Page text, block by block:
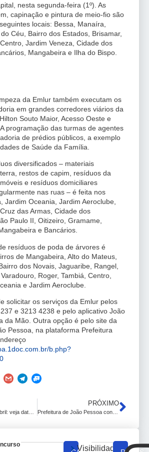
nesta segunda-feira (1º). As
capinação e pintura de meio-fio são
locais: Bessa, Manaíra,
Céu, Bairro dos Estados, Brisamar,
Jardim Veneza, Cidade dos
Mangabeira e Ilha do Bispo.
da Emlur também executam os
em grandes corredores viários da
Souto Maior, Acesso Oeste e
programação das turmas de agentes
de prédios públicos, a exemplo
de Saúde da Família.
diversificados – materiais
restos de capim, resíduos da
e resíduos domiciliares
nas ruas – é feita nos
Jardim Oceania, Jardim Aeroclube,
das Armas, Cidade dos
Paulo II, Oitizeiro, Gramame,
e Bancários.
resíduos de poda de árvores é
de Mangabeira, Alto do Mateus,
dos Novais, Jaguaribe, Rangel,
Roger, Tambiá, Centro,
e Jardim Aeroclube.
solicitar os serviços da Emlur pelos
e 3213 4238 e pelo aplicativo João
da Mão. Outra opção é pelo site da
Pessoa, na plataforma Prefeitura
b.php?
PRÓXIMO
Prefeitura de João Pessoa convoca população para vacinação contra Influenza
Visibilidade